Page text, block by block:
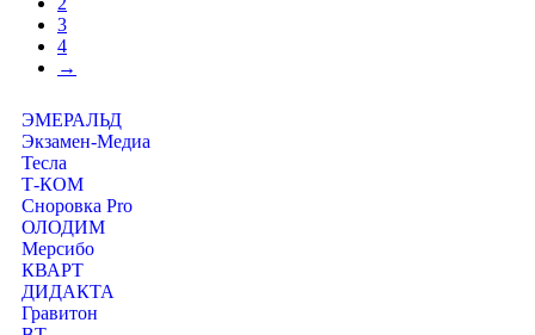
3
4
→
ЭМЕРАЛЬД
Экзамен-Медиа
Тесла
Т-КОМ
Сноровка Pro
ОЛОДИМ
Мерсибо
КВАРТ
ДИДАКТА
Гравитон